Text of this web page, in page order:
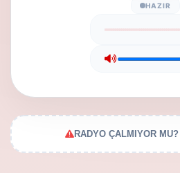
HAZIR
RADYO ÇALMIYOR